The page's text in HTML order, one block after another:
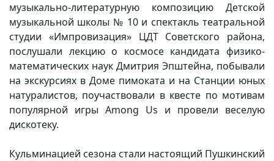
музыкально-литературную композицию Детской
музыкальной школы № 10 и спектакль театральной
студии «Импровизация» ЦДТ Советского района,
послушали лекцию о космосе кандидата физико-
математических наук Дмитрия Эпштейна, побывали
на экскурсиях в Доме пимоката и на Станции юных
натуралистов, поучаствовали в квесте по мотивам
популярной игры Among Us и провели веселую
дискотеку.
Кульминацией сезона стали настоящий Пушкинский